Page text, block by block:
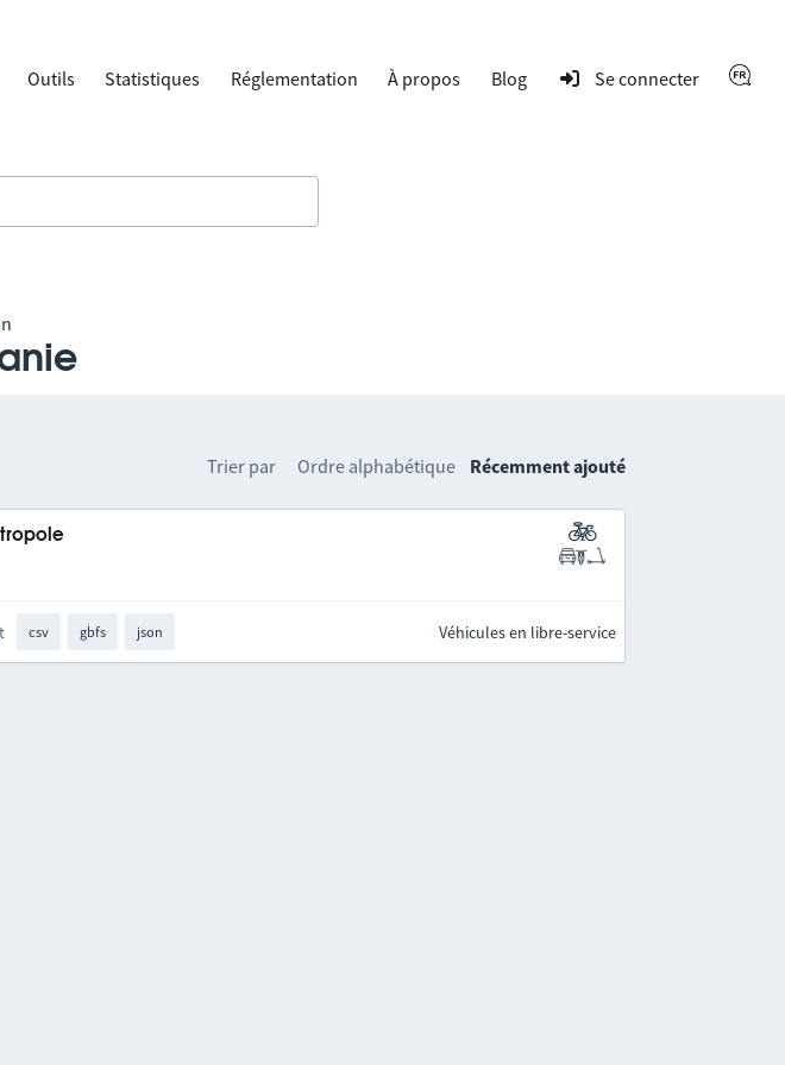
Outils Statistiques Réglementation À propos Blog Se connecter
Trier par Ordre alphabétique Récemment ajouté
csv gbfs json Véhicules en libre-service